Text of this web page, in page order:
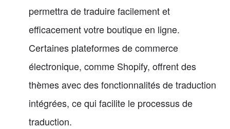
permettra de traduire facilement et
efficacement votre boutique en ligne.
Certaines plateformes de commerce
électronique, comme Shopify, offrent des
thèmes avec des fonctionnalités de traduction
intégrées, ce qui facilite le processus de
traduction.